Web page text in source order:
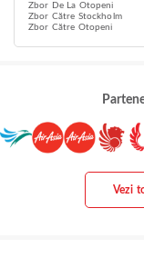
Zbor De La Otopeni
Zbor Către Stockholm
Zbor Către Otopeni
Vezi